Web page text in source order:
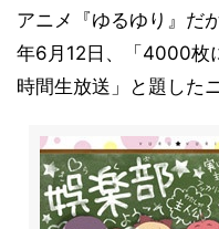
アニメ『ゆるゆり』だ
年6月12日、「4000枚
時間生放送」と題した